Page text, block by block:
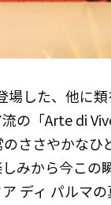
場した、他に
の「Arte di
ささやかな
みから今この
ディ パルマの